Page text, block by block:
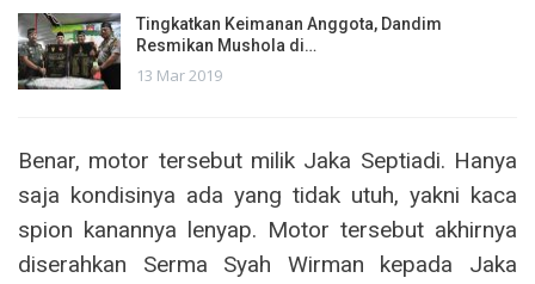
Tingkatkan Keimanan Anggota, Dandim
Resmikan Mushola di…
13 Mar 2019
Benar, motor tersebut milik Jaka Septiadi. Hanya
saja kondisinya ada yang tidak utuh, yakni kaca
spion kanannya lenyap. Motor tersebut akhirnya
diserahkan Serma Syah Wirman kepada Jaka